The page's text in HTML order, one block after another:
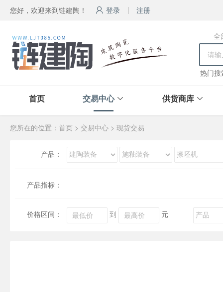
您好，欢迎来到链建陶！ 登录 注册
全
热门搜
首页 交易中心 供货商库
您所在的位置： 首页 > 交易中心 > 现货交易
产品：
产品指标：
价格区间： 到 元